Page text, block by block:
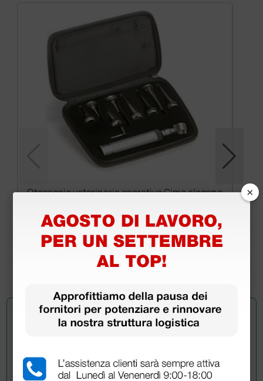
Otoscopio veterinaria operativo Gima alogeno
84,00 €105,00 €
×